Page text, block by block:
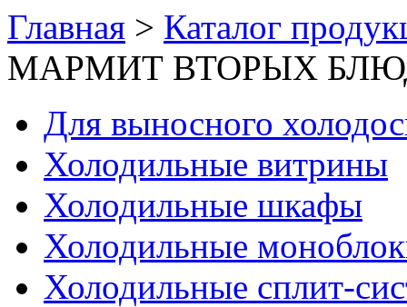
Главная > Каталог
МАРМИТ ВТОРЫХ
Для выносного
Холодильные витрины
Холодильные шкафы
Холодильные
Холодильные сплит-